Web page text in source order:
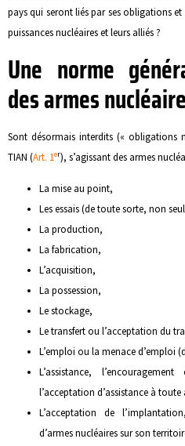
pays qui seront liés par ses obligations
puissances nucléaires et leurs alliés ?
Une norme
des armes
Sont désormais interdits (« obligations
TIAN (Art. 1er), s’agissant des armes
La mise au point,
Les essais (de toute sorte, non
La production,
La fabrication,
L’acquisition,
La possession,
Le stockage,
Le transfert ou l’acceptation du
L’emploi ou la menace d’emploi
L’assistance,
l’acceptation d’assistance à
L’acceptation de
d’armes nucléaires sur son